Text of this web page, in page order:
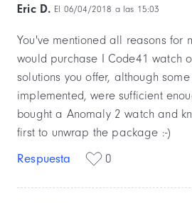
Eric D. El 06/04/2018 a las 15:03
You've mentioned all reasons for
would purchase I Code41 watch
solutions you offer, although
implemented, were sufficient
bought a Anomaly 2 watch and
first to unwrap the package :-)
Respuesta
0